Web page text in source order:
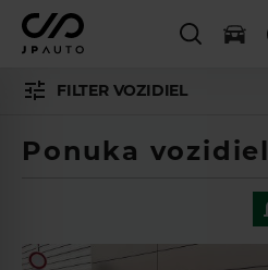
FILTER VOZIDIEL
Ponuka vozidiel